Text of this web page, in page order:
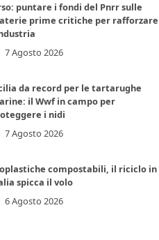
puntare i fondi del Pnrr sulle
prime critiche per rafforzare
7 Agosto 2026
da record per le tartarughe
il Wwf in campo per
i nidi
7 Agosto 2026
compostabili, il riciclo in
spicca il volo
6 Agosto 2026